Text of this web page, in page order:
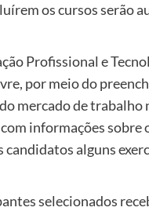
os cursos serão
Profissional e
por meio do
mercado de
informações sobre
alguns
selecionados